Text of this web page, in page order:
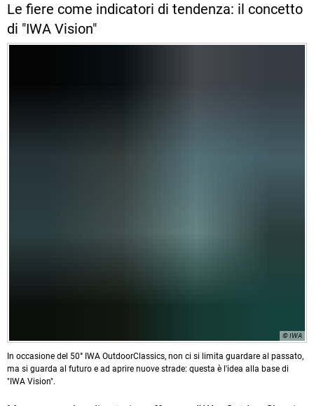
Le fiere come indicatori di tendenza: il concetto
di "IWA Vision"
© IWA
In occasione del 50° IWA OutdoorClassics, non ci si limita guardare al passato,
ma si guarda al futuro e ad aprire nuove strade: questa è l'idea alla base di
"IWA Vision".